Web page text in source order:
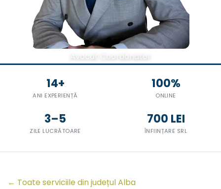
Avocat Coordonator
14+
ANI EXPERIENȚĂ
100%
ONLINE
3–5
ZILE LUCRĂTOARE
700 LEI
ÎNFIINȚARE SRL
← Toate serviciile din județul Alba